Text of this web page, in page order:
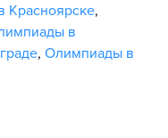
Красноярске,
в
, Олимпиады в